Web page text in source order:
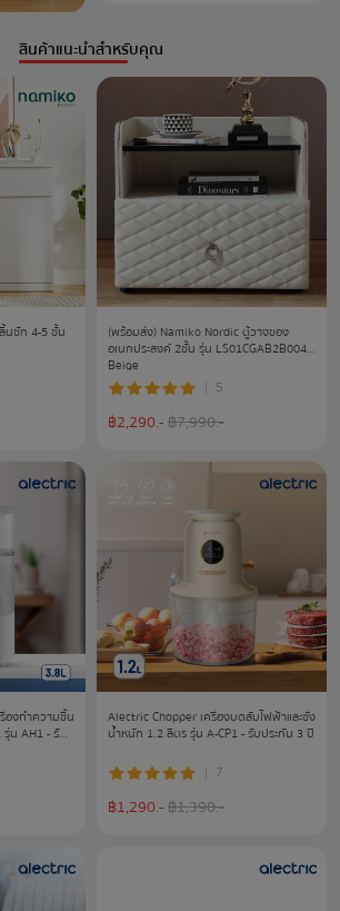
สินค้าแนะนำสำหรับคุณ
นชัก 4-5 ชั้น
(พร้อมส่ง) Namiko Nordic ตู้วางของ
อเนกประสงค์ 2ชั้น รุ่น LS01CGAB2B004 -
Beige
5
฿2,290.-฿7,990.-
องทำความชื้น
น AH1 - รับ
Alectric Chopper เครื่องบดสับไฟฟ้าและชั่ง
น้ำหนัก 1.2 ลิตร รุ่น A-CP1 - รับประกัน 3 ปี
7
฿1,290.-฿1,390.-